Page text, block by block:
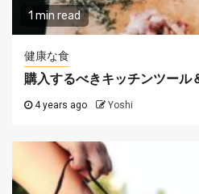
1 min read
健康な食
購入するべきキッチンツール
4 years ago Yoshi